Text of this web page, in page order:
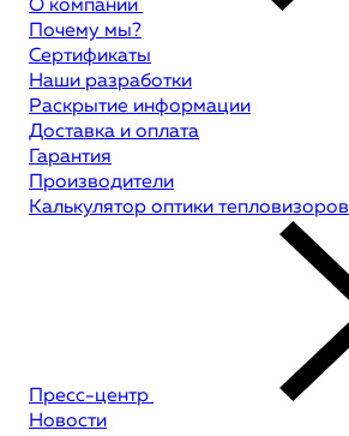
О компании
Почему мы?
Сертификаты
Наши разработки
Раскрытие информации
Доставка и оплата
Гарантия
Производители
Калькулятор оптики тепловизоров
Пресс-центр
Новости